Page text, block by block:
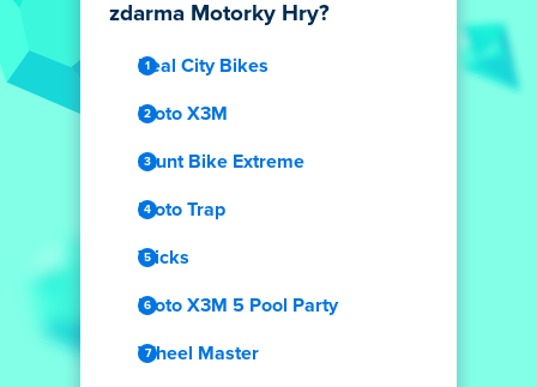
zdarma Motorky Hry?
Real City Bikes
Moto X3M
Stunt Bike Extreme
Moto Trap
Tricks
Moto X3M 5 Pool Party
Wheel Master